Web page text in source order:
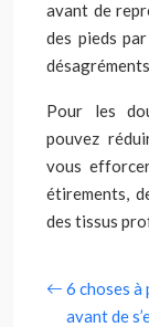
avant de
des pieds
Pour les
pouvez
vous
étirements,
des tissus
6 choses
avant de